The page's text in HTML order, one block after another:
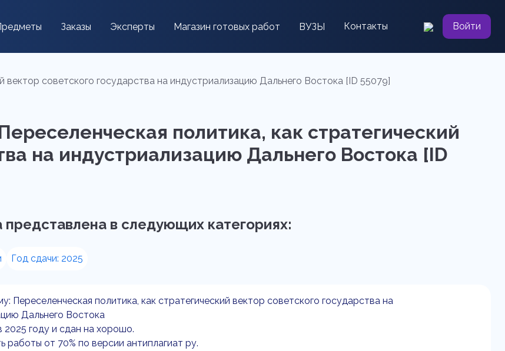
Заказы Эксперты Магазин готовых работ ВУЗЫ Контакты Войти
вектор советского государства на индустриализацию Дальнего Востока [ID 55079]
политика, как стратегический
на индустриализацию Дальнего Востока [ID
представлена в следующих категориях:
Год сдачи: 2025
Переселенческая политика, как стратегический вектор советского государства на
Дальнего Востока
2025 году и сдан на хорошо.
работы от 70% по версии антиплагиат ру.